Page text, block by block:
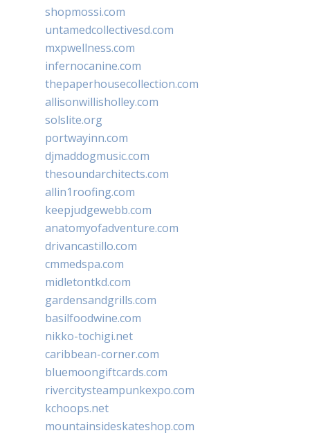
shopmossi.com
untamedcollectivesd.com
mxpwellness.com
infernocanine.com
thepaperhousecollection.com
allisonwillisholley.com
solslite.org
portwayinn.com
djmaddogmusic.com
thesoundarchitects.com
allin1roofing.com
keepjudgewebb.com
anatomyofadventure.com
drivancastillo.com
cmmedspa.com
midletontkd.com
gardensandgrills.com
basilfoodwine.com
nikko-tochigi.net
caribbean-corner.com
bluemoongiftcards.com
rivercitysteampunkexpo.com
kchoops.net
mountainsideskateshop.com